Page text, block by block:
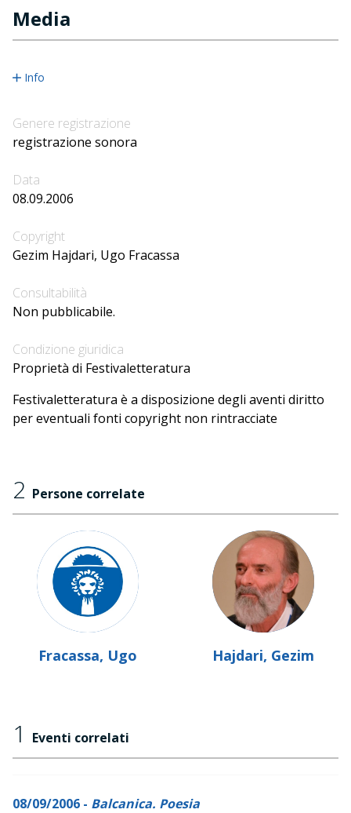
Media
Info
Genere registrazione
registrazione sonora
Data
08.09.2006
Copyright
Gezim Hajdari, Ugo Fracassa
Consultabilità
Non pubblicabile.
Condizione giuridica
Proprietà di Festivaletteratura
Festivaletteratura è a disposizione degli aventi diritto
per eventuali fonti copyright non rintracciate
2 Persone correlate
Fracassa, Ugo Hajdari, Gezim
1 Eventi correlati
08/09/2006 - Balcanica. Poesia